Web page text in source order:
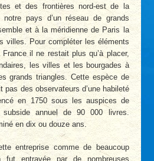
et des frontières nord-est de la
notre pays d’un réseau de grands
et à la méridienne de Paris la
villes. Pour compléter les éléments
il ne restait plus qu’à placer,
les villes et les bourgades à
grands triangles. Cette espèce de
pas des observateurs d’une habileté
en 1750 sous les auspices de
annuel de 90 000 livres.
en dix ou douze ans.
entreprise comme de beaucoup
fut entravée par de nombreuses